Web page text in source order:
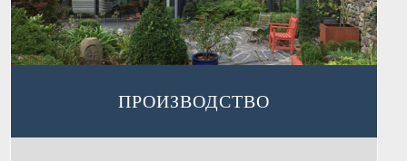
ПРОИЗВОДСТВО